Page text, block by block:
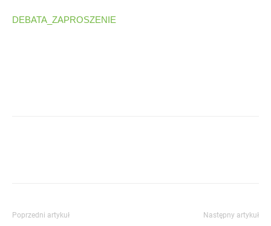
DEBATA_ZAPROSZENIE
Poprzedni artykuł Następny artykuł